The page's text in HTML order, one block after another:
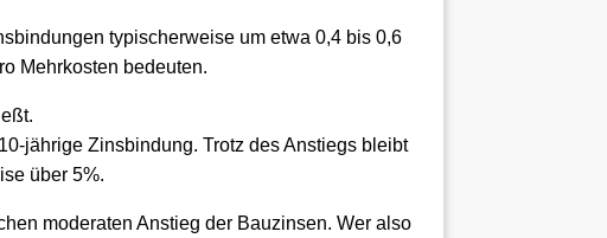
typischerweise um etwa 0,4 bis 0,6
Mehrkosten bedeuten.
jährige Zinsbindung. Trotz des Anstiegs bleibt
über 5%.
moderaten Anstieg der Bauzinsen. Wer also